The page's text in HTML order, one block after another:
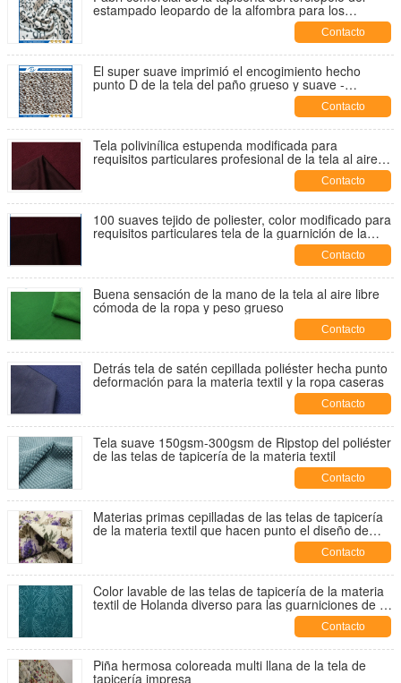
estampado leopardo de la alfombra para los
Contacto
El super suave imprimió el encogimiento hecho
punto D de la tela del paño grueso y suave -
Contacto
Tela polivinílica estupenda modificada para
requisitos particulares profesional de la tela al aire
libre de la ropa para la ropa de deportesContacto
100 suaves tejido de poliester, color modificado para
requisitos particulares tela de la guarnición de la
Contacto
Buena sensación de la mano de la tela al aire libre
cómoda de la ropa y peso grueso
Contacto
Detrás tela de satén cepillada poliéster hecha punto
deformación para la materia textil y la ropa caseras
Contacto
Tela suave 150gsm-300gsm de Ripstop del poliéster
de las telas de tapicería de la materia textil
Contacto
Materias primas cepilladas de las telas de tapicería
de la materia textil que hacen punto el diseño de
Contacto
Color lavable de las telas de tapicería de la materia
textil de Holanda diverso para las guarniciones de la
Contacto
Piña hermosa coloreada multi llana de la tela de
tapicería impresa